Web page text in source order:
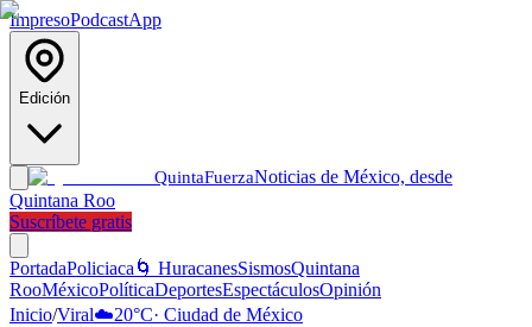
ImpresoPodcastApp
Edición
QuintaFuerzaNoticias de México, desde
Quintana Roo
Suscríbete gratis
PortadaPoliciaca 🌀 HuracanesSismosQuintana
RooMéxicoPolíticaDeportesEspectáculosOpinión
Inicio/Viral☁️20°C· Ciudad de México